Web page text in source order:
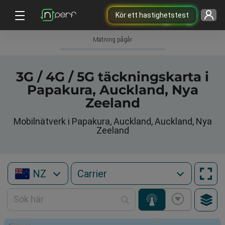
Kör ett hastighetstest
Mätning pågår
3G / 4G / 5G täckningskarta i
Papakura, Auckland, Nya
Zeeland
Mobilnätverk i Papakura, Auckland, Auckland, Nya
Zeeland
NZ